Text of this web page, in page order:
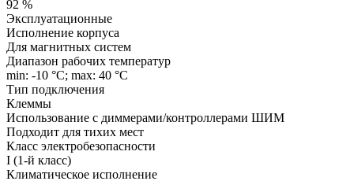
92 %
Эксплуатационные
Исполнение корпуса
Для магнитных систем
Диапазон рабочих температур
min: -10 °C; max: 40 °C
Тип подключения
Клеммы
Использование с диммерами/контроллерами ШИМ
Подходит для тихих мест
Класс электробезопасности
I (1-й класс)
Климатическое исполнение